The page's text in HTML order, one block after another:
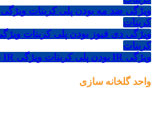
ویژگی ضد مه بودن پلی کربنات
کربنات
ویژگی دی فیوز بودن پلی کربنات
کربنات
ویژگی IR بودن پلی کربنات
ویژگی IR بودن پلی کربنات
واحد گلخانه سازی